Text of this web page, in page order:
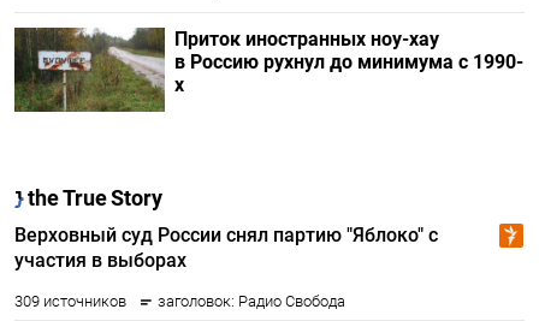
Приток иностранных ноу-хау
в Россию рухнул до минимума с 1990-
х